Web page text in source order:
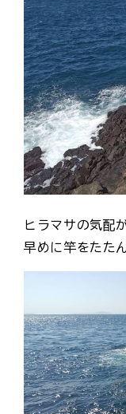
ヒラマサの気配
早めに竿をたた